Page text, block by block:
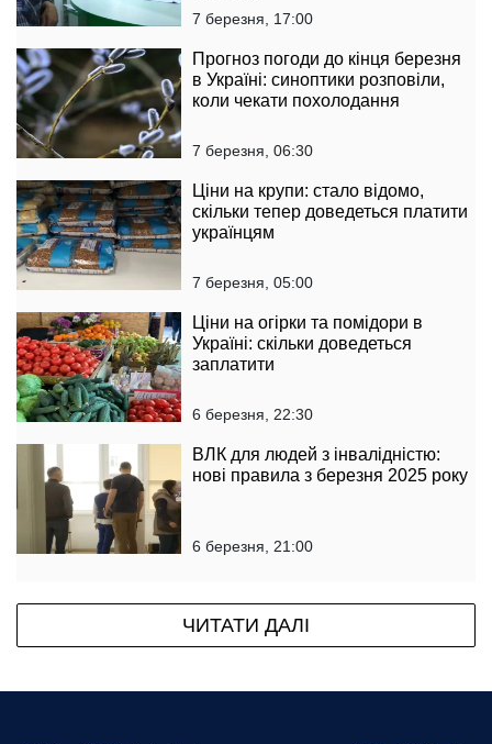
7 березня, 17:00
Прогноз погоди до кінця березня
в Україні: синоптики розповіли,
коли чекати похолодання
7 березня, 06:30
Ціни на крупи: стало відомо,
скільки тепер доведеться платити
українцям
7 березня, 05:00
Ціни на огірки та помідори в
Україні: скільки доведеться
заплатити
6 березня, 22:30
ВЛК для людей з інвалідністю:
нові правила з березня 2025 року
6 березня, 21:00
ЧИТАТИ ДАЛІ